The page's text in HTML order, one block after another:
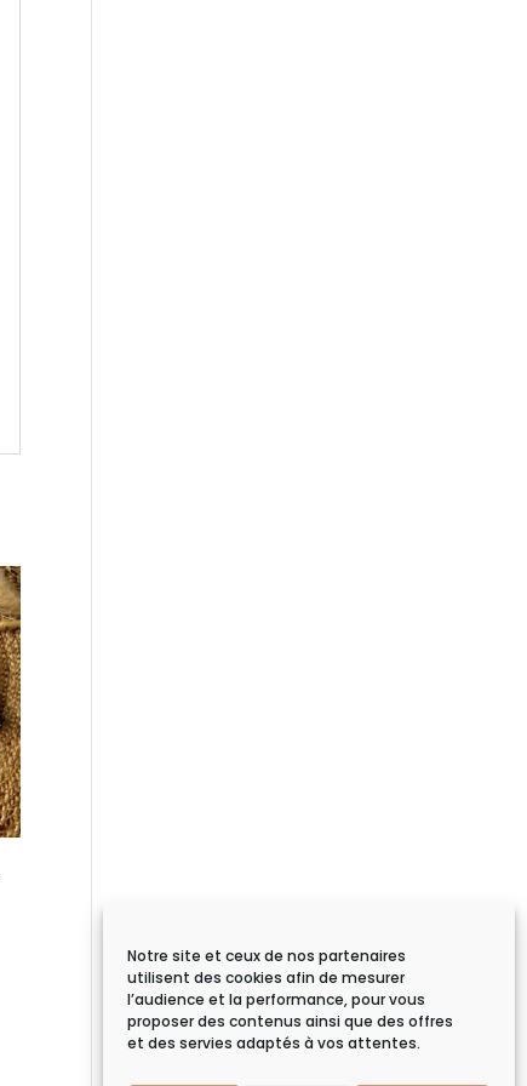
Notre site et ceux de nos partenaires
utilisent des cookies afin de mesurer
l’audience et la performance, pour vous
proposer des contenus ainsi que des offres
et des servies adaptés à vos attentes.